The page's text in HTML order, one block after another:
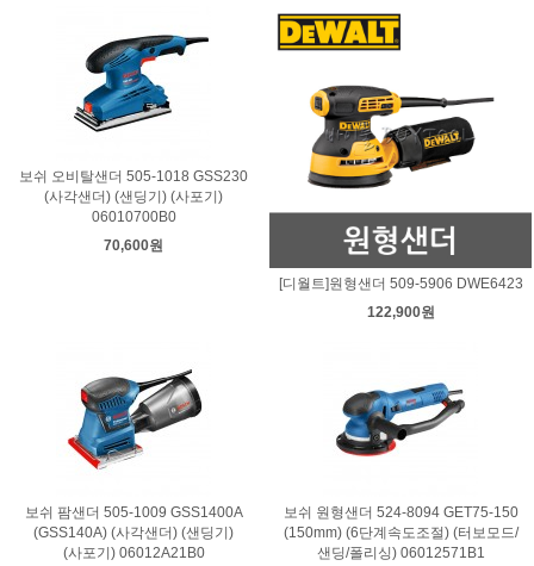
보쉬 오비탈샌더 505-1018 GSS230
(사각샌더) (샌딩기) (사포기)
06010700B0
70,600원
[디월트]원형샌더 509-5906 DWE6423
122,900원
보쉬 팜샌더 505-1009 GSS1400A
(GSS140A) (사각샌더) (샌딩기)
(사포기) 06012A21B0
보쉬 원형샌더 524-8094 GET75-150
(150mm) (6단계속도조절) (터보모드/
샌딩/폴리싱) 06012571B1